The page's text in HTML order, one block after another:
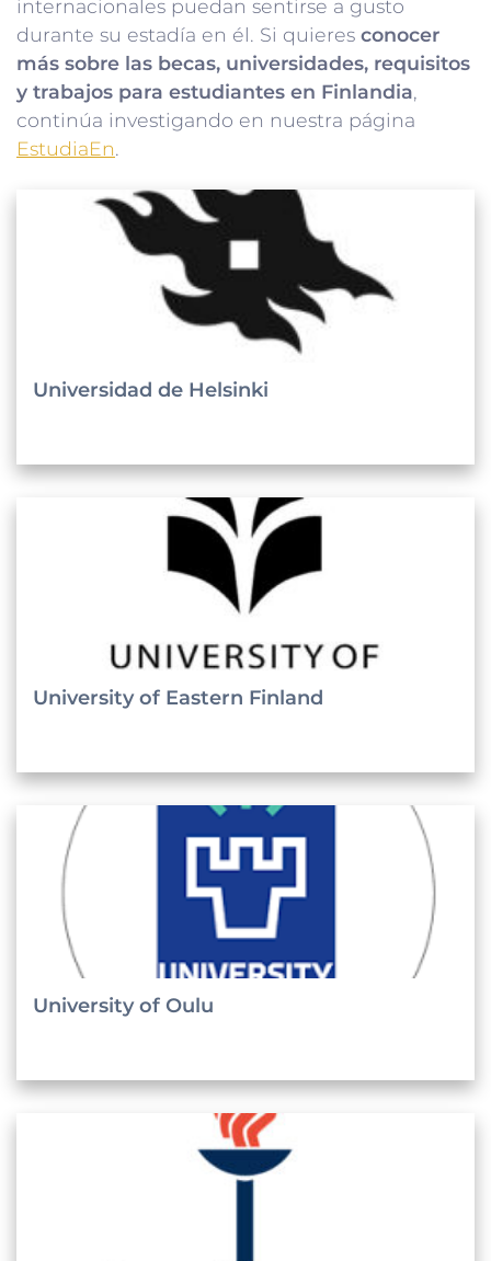
internacionales puedan sentirse a gusto
durante su estadía en él. Si quieres conocer
más sobre las becas, universidades, requisitos
y trabajos para estudiantes en Finlandia,
continúa investigando en nuestra página
EstudiaEn.
Universidad de Helsinki
University of Eastern Finland
University of Oulu